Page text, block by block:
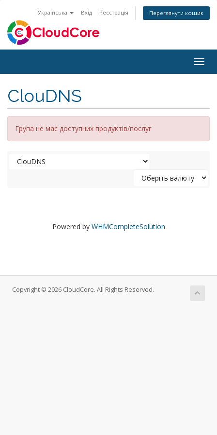
Українська Вхід Реєстрація Переглянути кошик
ClouDNS
Група не має доступних продуктів/послуг
Powered by WHMCompleteSolution
Copyright © 2026 CloudCore. All Rights Reserved.